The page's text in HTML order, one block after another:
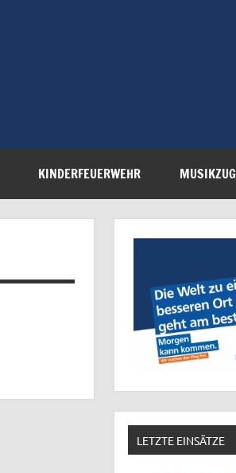
KINDERFEUERWEHR MUSIKZUG
LETZTE EINSÄTZE